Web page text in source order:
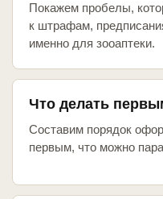
Покажем пробелы,
к штрафам,
именно для зооаптеки.
Что делать
Составим порядок
первым, что можно